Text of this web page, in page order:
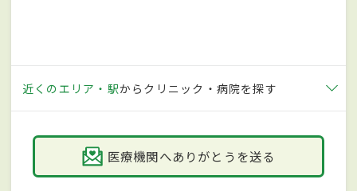
近くのエリア・駅からクリニック・病院を探す
医療機関へありがとうを送る